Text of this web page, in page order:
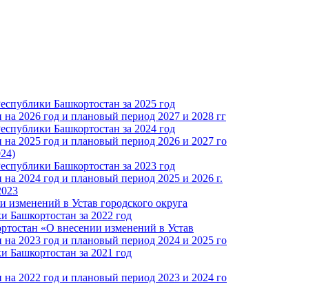
Башкортостан за 2025 год
2026 год и плановый период 2027 и 2028 гг
Башкортостан за 2024 год
2025 год и плановый период 2026 и 2027 го
Башкортостан за 2023 год
2024 год и плановый период 2025 и 2026 г.
в Устав городского округа
Башкортостан за 2022 год
«О внесении изменений в Устав
2023 год и плановый период 2024 и 2025 го
Башкортостан за 2021 год
2022 год и плановый период 2023 и 2024 го